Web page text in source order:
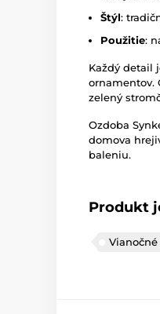
Štýl:
Použitie:
Každý detail
ornamentov.
zelený
Ozdoba
domova
baleniu.
Produkt